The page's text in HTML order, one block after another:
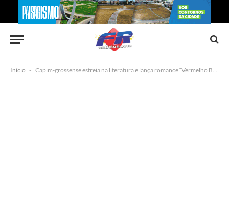
Início - Capim-grossense estreia na literatura e lança romance “Vermelho Bordô” em Brasília